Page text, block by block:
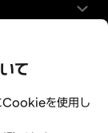
て
Cookieを使用し